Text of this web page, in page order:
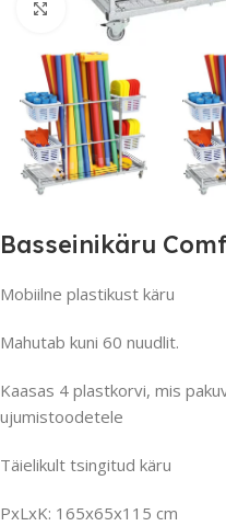
Suurendamiseks
Basseinikäru
Mobiilne plastikust käru
Mahutab kuni 60 nuudlit.
Kaasas 4 plastkorvi, mis
ujumistoodetele
Täielikult tsingitud käru
PxLxK: 165x65x115 cm